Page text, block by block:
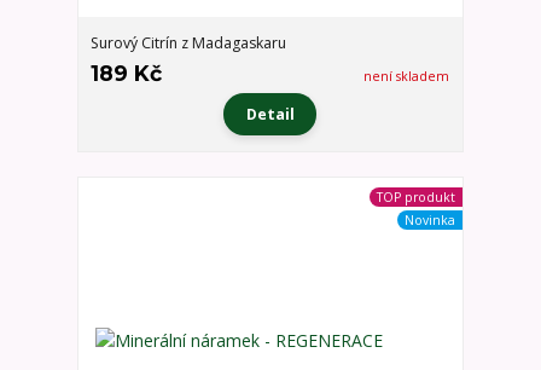
Surový Citrín z Madagaskaru
189 Kč není skladem
Detail
TOP produkt
Novinka